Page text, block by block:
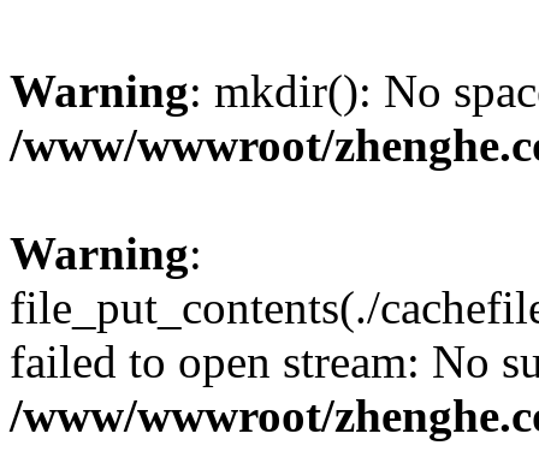
Warning: mkdir(): No
/www/wwwroot/
Warning:
file_put_contents(./
failed to open stream: No
/www/wwwroot/